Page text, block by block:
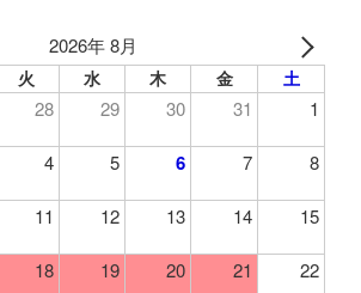
2026年 8月
火 水 木 金 土
28 29 30 31 1
4 5 6 7 8
11 12 13 14 15
18 19 20 21 22